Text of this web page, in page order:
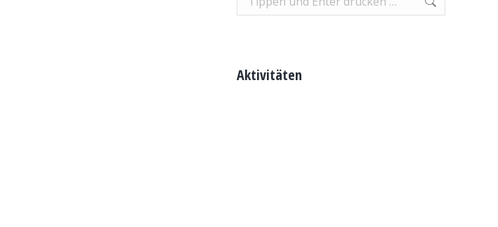
Aktivitäten